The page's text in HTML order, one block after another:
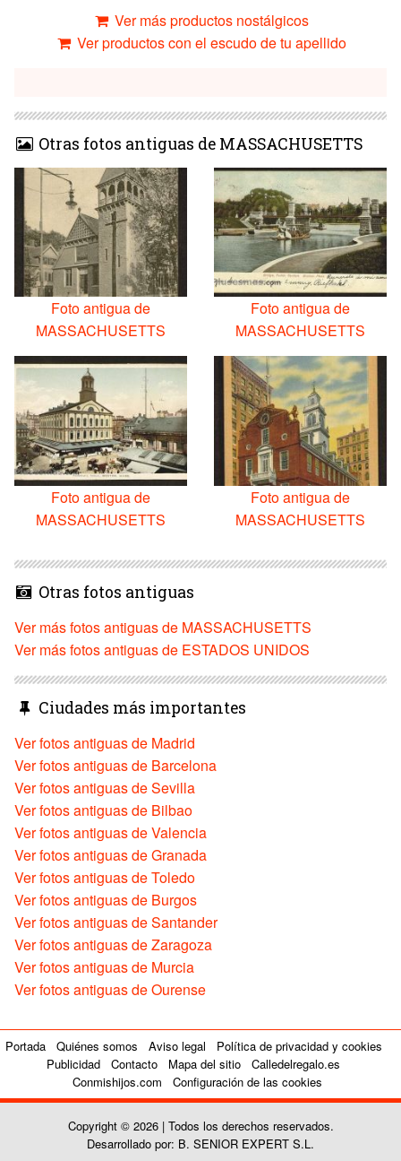
Ver más productos nostálgicos
Ver productos con el escudo de tu apellido
Otras fotos antiguas de MASSACHUSETTS
Foto antigua de
MASSACHUSETTS
Foto antigua de
MASSACHUSETTS
Foto antigua de
MASSACHUSETTS
Foto antigua de
MASSACHUSETTS
Otras fotos antiguas
Ver más fotos antiguas de MASSACHUSETTS
Ver más fotos antiguas de ESTADOS UNIDOS
Ciudades más importantes
Ver fotos antiguas de Madrid
Ver fotos antiguas de Barcelona
Ver fotos antiguas de Sevilla
Ver fotos antiguas de Bilbao
Ver fotos antiguas de Valencia
Ver fotos antiguas de Granada
Ver fotos antiguas de Toledo
Ver fotos antiguas de Burgos
Ver fotos antiguas de Santander
Ver fotos antiguas de Zaragoza
Ver fotos antiguas de Murcia
Ver fotos antiguas de Ourense
Portada Quiénes somos Aviso legal
Política de privacidad y cookies
Publicidad
Contacto Mapa del sitio
Calledelregalo.es
Conmishijos.com
Configuración de las cookies
Copyright © 2026 | Todos los derechos reservados.
Desarrollado por: B. SENIOR EXPERT S.L.